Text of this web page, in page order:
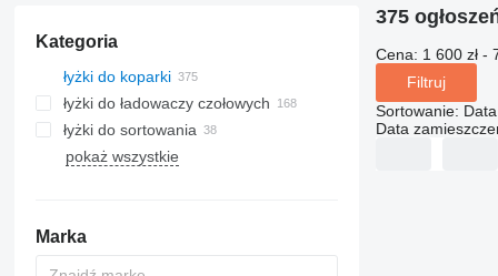
Kategoria
łyżki do koparki
łyżki do ładowaczy czołowych
łyżki do sortowania
pokaż wszystkie
Marka
375
Cena: 1 600 zł -
Filtruj
Sortowanie:
Data